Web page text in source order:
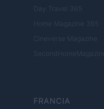
Day Travel 365
Home Magazine 365
Cineverse Magazine
SecondHomeMagazine
FRANCIA